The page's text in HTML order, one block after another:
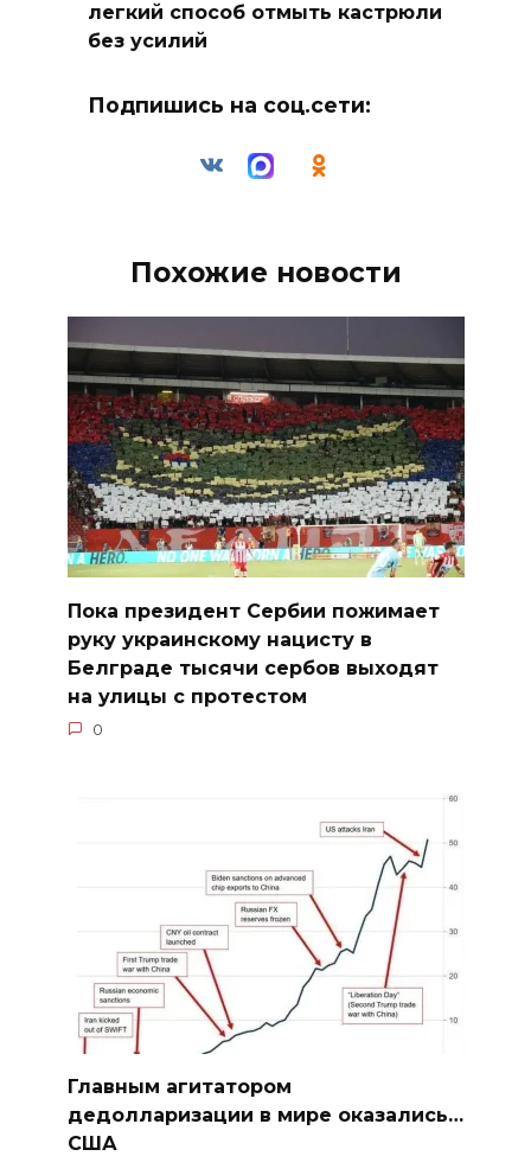
легкий способ отмыть кастрюли
без усилий
Подпишись на соц.сети:
Похожие новости
Пока президент Сербии пожимает
руку украинскому нацисту в
Белграде тысячи сербов выходят
на улицы с протестом
0
Главным агитатором
дедолларизации в мире оказались…
США